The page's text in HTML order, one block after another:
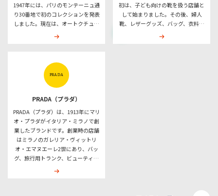
1947年には、パリのモンテーニュ通
り30番地で初のコレクションを発表
しました。現在は、オートクチュー
展開しています。代表的な商品・デ
ザイン要素として、「ミス ディオー
ル」、レディ ディオール、カナージ
ュ、サドルバッグ、CDロゴなどが知
業したブランドとして、ファッショ
ン、フレグランス、ビューティーな
ど複数の分野で事業を行っていま
す。
初は、子ども向けの靴を扱う店舗と
して始まりました。その後、婦人
靴、レザーグッズ、バッグ、衣料品
PRADA（プラダ）
PRADA（プラダ）は、1913年にマリ
オ・プラダがイタリア・ミラノで創
業したブランドです。創業時の店舗
はミラノのガレリア・ヴィットリ
オ・エマヌエーレ2世にあり、バッ
グ、旅行用トランク、ビューティー